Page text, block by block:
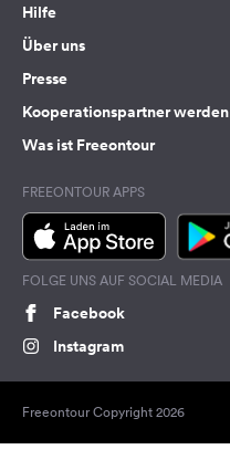
Hilfe
Über uns
Presse
Kooperationspartner werden
Was ist Freeontour
FREEONTOUR APPS
FOLGE UNS AUF SOCIAL MEDIA
Facebook
Instagram
Freeontour Copyright 2026